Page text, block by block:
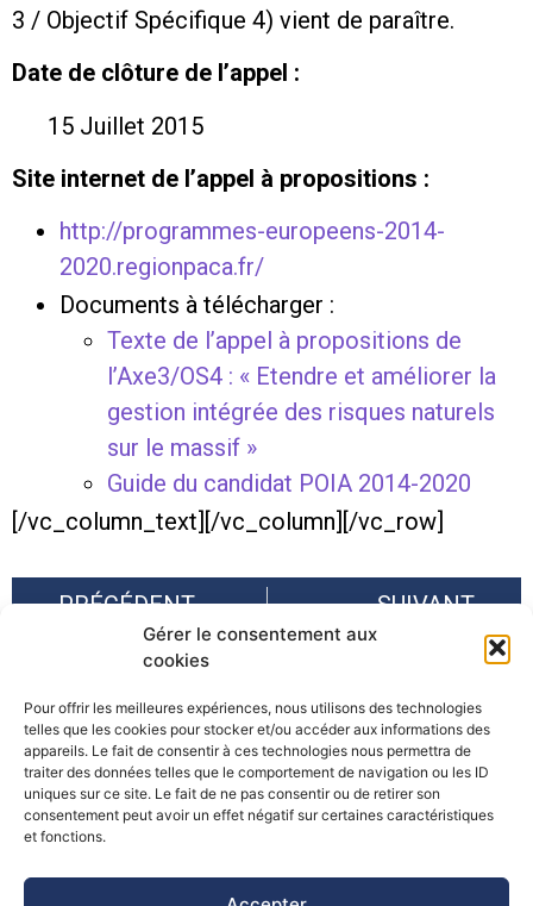
Gérer le consentement aux
cookies
Pour offrir les meilleures expériences, nous utilisons des technologies
telles que les cookies pour stocker et/ou accéder aux informations des
appareils. Le fait de consentir à ces technologies nous permettra de
traiter des données telles que le comportement de navigation ou les ID
uniques sur ce site. Le fait de ne pas consentir ou de retirer son
consentement peut avoir un effet négatif sur certaines caractéristiques
et fonctions.
3 / Objectif Spécifique 4) vient de paraître.
Date de clôture de l’appel :
15 Juillet 2015
Site internet de l’appel à propositions :
http://programmes-europeens-2014-
2020.regionpaca.fr/
Documents à télécharger :
Texte de l’appel à propositions de
l’Axe3/OS4 : « Etendre et améliorer la
gestion intégrée des risques naturels
sur le massif »
Guide du candidat POIA 2014-2020
[/vc_column_text][/vc_column][/vc_row]
PRÉCÉDENT
Livret d’information sur les crues de l’Eygues
SUIVANT
©Pôle Alpin d’études et de recherche pour la prévention des